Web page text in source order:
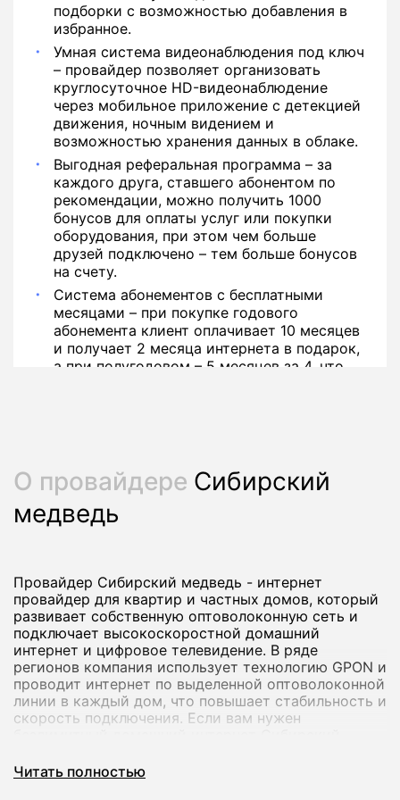
подборки с возможностью добавления в
избранное.
Умная система видеонаблюдения под ключ
– провайдер позволяет организовать
круглосуточное HD-видеонаблюдение
через мобильное приложение с детекцией
движения, ночным видением и
возможностью хранения данных в облаке.
Выгодная реферальная программа – за
каждого друга, ставшего абонентом по
рекомендации, можно получить 1000
бонусов для оплаты услуг или покупки
оборудования, при этом чем больше
друзей подключено – тем больше бонусов
на счету.
Система абонементов с бесплатными
месяцами – при покупке годового
абонемента клиент оплачивает 10 месяцев
и получает 2 месяца интернета в подарок,
а при полугодовом – 5 месяцев за 4, что
О провайдере Сибирский
медведь
Провайдер Сибирский медведь - интернет
провайдер для квартир и частных домов, который
развивает собственную оптоволоконную сеть и
подключает высокоскоростной домашний
интернет и цифровое телевидение. В ряде
регионов компания использует технологию GPON и
проводит интернет по выделенной оптоволоконной
линии в каждый дом, что повышает стабильность и
скорость подключения. Если вам нужен
дополнительные опции, вы можете оформить
Читать полностью